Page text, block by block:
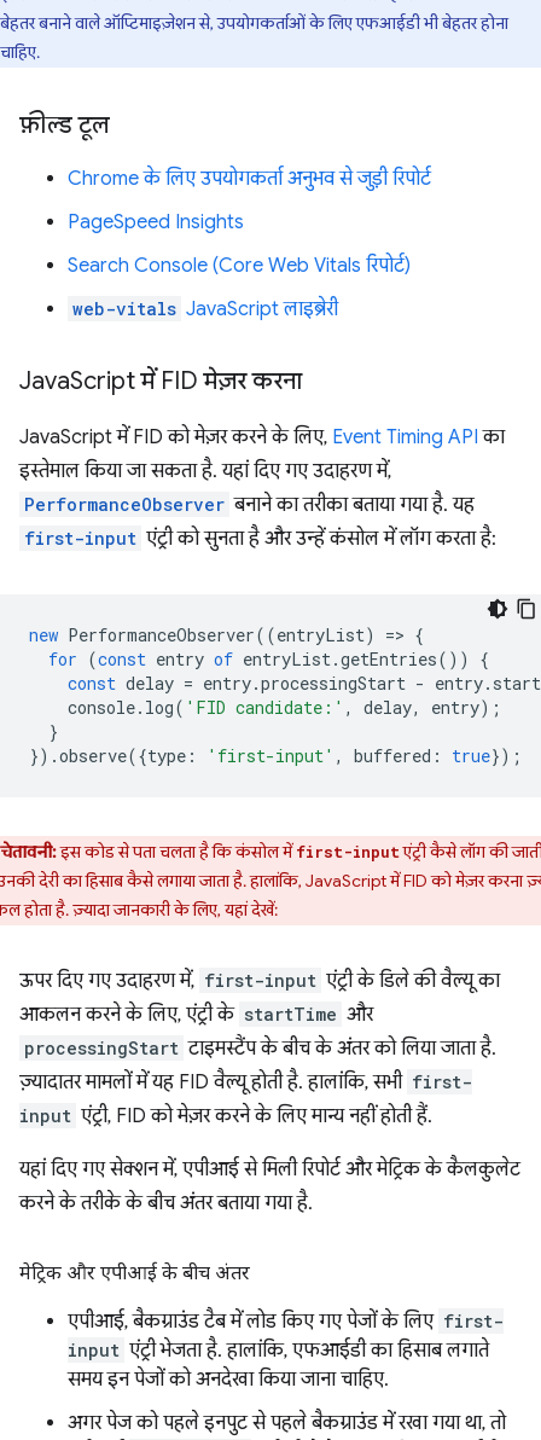
बेहतर बनाने वाले ऑप्टिमाइज़ेशन से, उपयोगकर्ताओं के लिए एफआईडी भी बेहतर होना
चाहिए.
फ़ील्ड टूल
Chrome के लिए उपयोगकर्ता अनुभव से जुड़ी रिपोर्ट
PageSpeed Insights
Search Console (Core Web Vitals रिपोर्ट)
web-vitals JavaScript लाइब्रेरी
JavaScript में FID मेज़र करना
JavaScript में FID को मेज़र करने के लिए, Event Timing API का
इस्तेमाल किया जा सकता है. यहां दिए गए उदाहरण में,
PerformanceObserver बनाने का तरीका बताया गया है. यह
first-input एंट्री को सुनता है और उन्हें कंसोल में लॉग करता है:
new PerformanceObserver((entryList) => {
for (const entry of entryList .getEntries())
{
const delay = entry.processingStart - entry.
console. log( 'FID candidate:' , delay, entry);
}
}).observe({type : 'first-input' , buffered : true});
चेतावनी:इस कोड से पता चलता है कि कंसोल मेंfirst-inputएंट्री कैसे लॉग की
देरी का हिसाब कैसे लगाया जाता है. हालांकि, JavaScript में FID को मेज़र करना
होता है. ज़्यादा जानकारी के लिए, यहां देखें:
ऊपर दिए गए उदाहरण में, first-input एंट्री के डिले की वैल्यू का
आकलन करने के लिए, एंट्री के startTime और
processingStart टाइमस्टैंप के बीच के अंतर को लिया जाता है.
ज़्यादातर मामलों में यह FID वैल्यू होती है. हालांकि, सभी first-
input एंट्री, FID को मेज़र करने के लिए मान्य नहीं होती हैं.
यहां दिए गए सेक्शन में, एपीआई से मिली रिपोर्ट और मेट्रिक के कैलकुलेट
करने के तरीके के बीच अंतर बताया गया है.
मेट्रिक और एपीआई के बीच अंतर
एपीआई, बैकग्राउंड टैब में लोड किए गए पेजों के लिए first-
input एंट्री भेजता है. हालांकि, एफआईडी का हिसाब लगाते
समय इन पेजों को अनदेखा किया जाना चाहिए.
अगर पेज को पहले इनपुट से पहले बैकग्राउंड में रखा गया था, तो